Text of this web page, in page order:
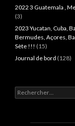
2022 3 Guatemala ,
(3)
2023 Yucatan, Cuba,
Bermudes, Açores,
Sète !!! (15)
Journal de bord (128)
Rechercher :